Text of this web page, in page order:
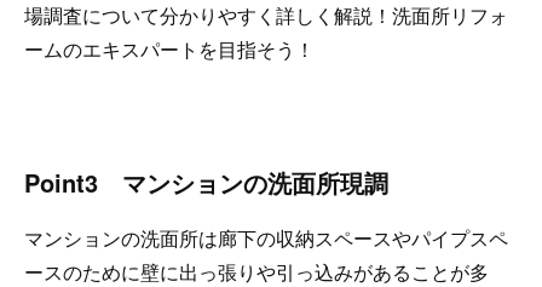
場調査について分かりやすく詳しく解説！洗面所リフォ
ームのエキスパートを目指そう！
Point3 マンションの洗面所現調
マンションの洗面所は廊下の収納スペースやパイプスペ
ースのために壁に出っ張りや引っ込みがあることが多